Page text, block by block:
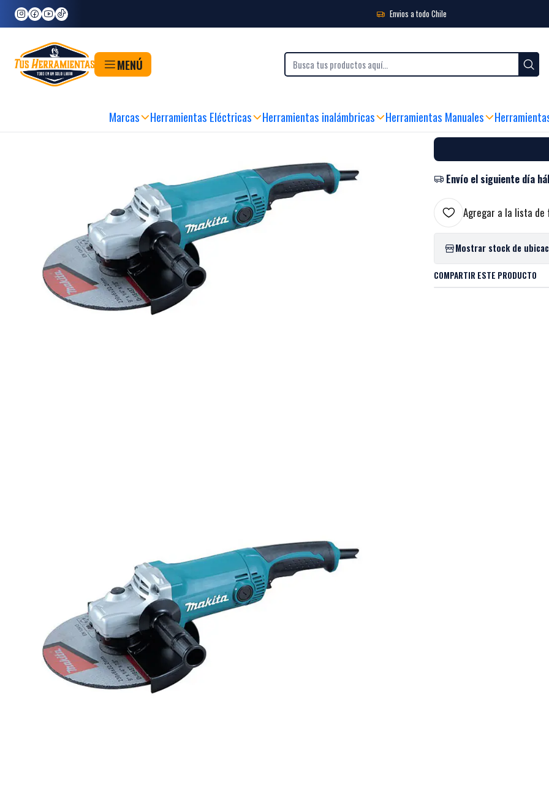
Envios a todo Chile
MENÚ
Marcas Herramientas Eléctricas Herramientas inalámbricas Herramientas Manuales
Inicio Marcas
|Esmeril
MIRA CÓMO FUNCIONA
Envío el siguiente día
Agregar a la lista de
Mostrar stock de
COMPARTIR ESTE PRODUCTO